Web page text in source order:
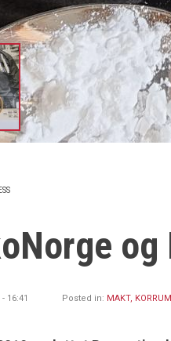
16:41 Posted in: MAKT,